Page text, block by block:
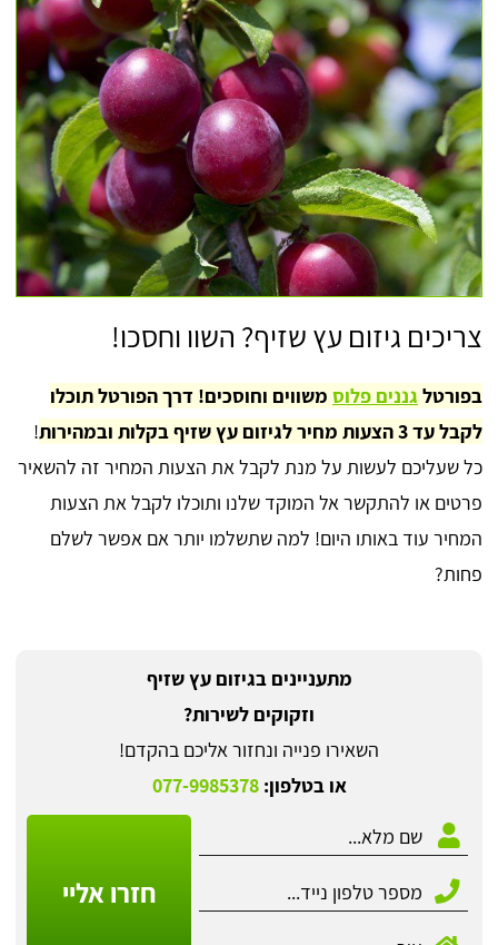
צריכים גיזום עץ שזיף? השוו וחסכו!
בפורטל גננים פלוס משווים וחוסכים! דרך הפורטל תוכלו
לקבל עד 3 הצעות מחיר לגיזום עץ שזיף בקלות ובמהירות
!
כל שעליכם לעשות על מנת לקבל את הצעות המחיר זה להשאיר
פרטים או להתקשר אל המוקד שלנו ותוכלו לקבל את הצעות
המחיר עוד באותו היום! למה שתשלמו יותר אם אפשר לשלם
פחות?
מתעניינים בגיזום עץ שזיף
וזקוקים לשירות?
השאירו פנייה ונחזור אליכם בהקדם!
או בטלפון:077-9985378
חזרו אליי